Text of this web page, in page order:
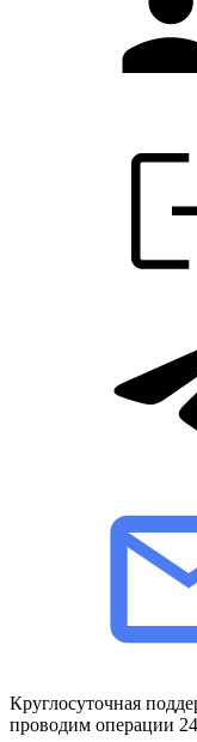
Круглосуточная
проводим операции